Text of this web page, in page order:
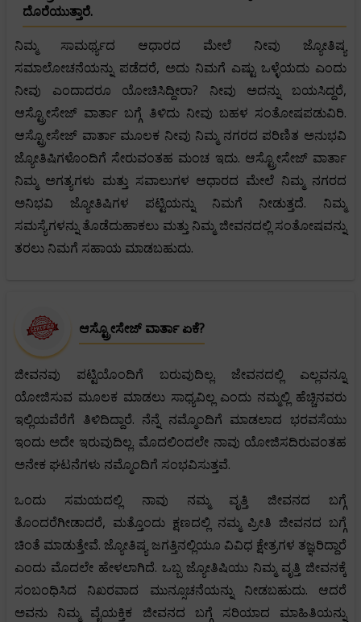
ದೊರೆಯುತ್ತಾರೆ.
ನಿಮ್ಮ ಸಾಮರ್ಥ್ಯದ ಆಧಾರದ ಮೇಲೆ ನೀವು ಜ್ಯೋತಿಷ್ಯ
ಸಮಾಲೋಚನೆಯನ್ನು ಪಡೆದರೆ, ಅದು ನಿಮಗೆ ಎಷ್ಟು ಒಳ್ಳೆಯದು ಎಂದು
ನೀವು ಎಂದಾದರೂ ಯೋಚಿಸಿದ್ದೀರಾ? ನೀವು ಅದನ್ನು ಬಯಸಿದ್ದರೆ,
ಆಸ್ಟ್ರೋಸೇಜ್ ವಾರ್ತಾ ಬಗ್ಗೆ ತಿಳಿದು ನೀವು ಬಹಳ ಸಂತೋಷಪಡುವಿರಿ.
ಆಸ್ಟ್ರೋಸೇಜ್ ವಾರ್ತಾ ಮೂಲಕ ನೀವು ನಿಮ್ಮ ನಗರದ ಪರಿಣಿತ ಅನುಭವಿ
ಜ್ಯೋತಿಷಿಗಳೊಂದಿಗೆ ಸೇರುವಂತಹ ಮಂಚ ಇದು. ಆಸ್ಟ್ರೋಸೇಜ್ ವಾರ್ತಾ
ನಿಮ್ಮ ಅಗತ್ಯಗಳು ಮತ್ತು ಸವಾಲುಗಳ ಆಧಾರದ ಮೇಲೆ ನಿಮ್ಮ ನಗರದ
ಅನಿಭವಿ ಜ್ಯೋತಿಷಿಗಳ ಪಟ್ಟಿಯನ್ನು ನಿಮಗೆ ನೀಡುತ್ತದೆ. ನಿಮ್ಮ
ಸಮಸ್ಯೆಗಳನ್ನು ತೊಡೆದುಹಾಕಲು ಮತ್ತು ನಿಮ್ಮ ಜೀವನದಲ್ಲಿ ಸಂತೋಷವನ್ನು
ತರಲು ನಿಮಗೆ ಸಹಾಯ ಮಾಡಬಹುದು.
ಆಸ್ಟ್ರೋಸೇಜ್ ವಾರ್ತಾ ಏಕೆ?
ಜೀವನವು ಪಟ್ಟಿಯೊಂದಿಗೆ ಬರುವುದಿಲ್ಲ. ಜೇವನದಲ್ಲಿ ಎಲ್ಲವನ್ನೂ
ಯೋಜಿಸುವ ಮೂಲಕ ಮಾಡಲು ಸಾಧ್ಯವಿಲ್ಲ ಎಂದು ನಮ್ಮಲ್ಲಿ ಹೆಚ್ಚಿನವರು
ಇಲ್ಲಿಯವೆರೆಗೆ ತಿಳಿದಿದ್ದಾರೆ. ನೆನ್ನೆ ನಮ್ಮೊಂದಿಗೆ ಮಾಡಲಾದ ಭರವಸೆಯು
ಇಂದು ಅದೇ ಇರುವುದಿಲ್ಲ. ಮೊದಲಿಂದಲೇ ನಾವು ಯೋಜಿಸದಿರುವಂತಹ
ಅನೇಕ ಘಟನೆಗಳು ನಮ್ಮೊಂದಿಗೆ ಸಂಭವಿಸುತ್ತವೆ.
ಒಂದು ಸಮಯದಲ್ಲಿ ನಾವು ನಮ್ಮ ವೃತ್ತಿ ಜೀವನದ ಬಗ್ಗೆ
ತೊಂದರೆಗೀಡಾದರೆ, ಮತ್ತೊಂದು ಕ್ಷಣದಲ್ಲಿ ನಮ್ಮ ಪ್ರೀತಿ ಜೀವನದ ಬಗ್ಗೆ
ಚಿಂತೆ ಮಾಡುತ್ತೇವೆ. ಜ್ಯೋತಿಷ್ಯ ಜಗತ್ತಿನಲ್ಲಿಯೂ ವಿವಿಧ ಕ್ಷೇತ್ರಗಳ ತಜ್ಞರಿದ್ದಾರೆ
ಎಂದು ಮೊದಲೇ ಹೇಳಲಾಗಿದೆ. ಒಬ್ಬ ಜ್ಯೋತಿಷಿಯು ನಿಮ್ಮ ವೃತ್ತಿ ಜೀವನಕ್ಕೆ
ಸಂಬಂಧಿಸಿದ ನಿಖರವಾದ ಮುನ್ಸೂಚನೆಯನ್ನು ನೀಡಬಹುದು. ಆದರೆ
ಅವನು ನಿಮ್ಮ ವೈಯಕ್ತಿಕ ಜೀವನದ ಬಗ್ಗೆ ಸರಿಯಾದ ಮಾಹಿತಿಯನ್ನು